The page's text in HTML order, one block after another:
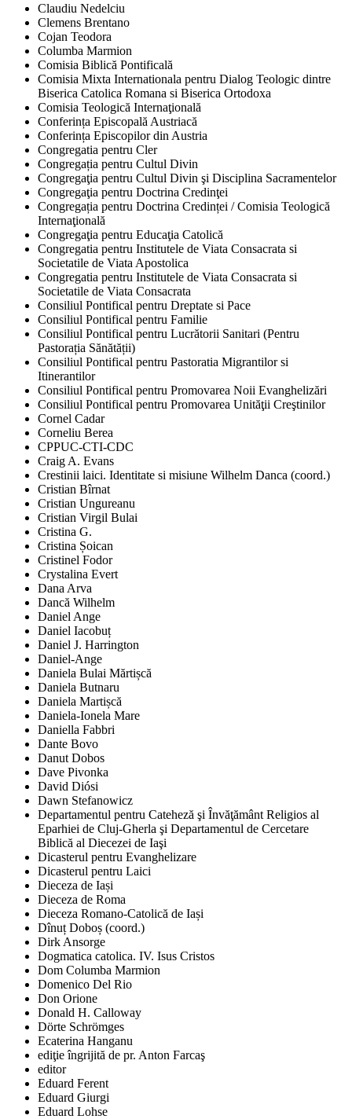
Claudiu Nedelciu
Clemens Brentano
Cojan Teodora
Columba Marmion
Comisia Biblică Pontificală
Comisia Mixta Internationala pentru Dialog Teologic dintre
Biserica Catolica Romana si Biserica Ortodoxa
Comisia Teologică Internaţională
Conferința Episcopală Austriacă
Conferința Episcopilor din Austria
Congregatia pentru Cler
Congregația pentru Cultul Divin
Congregaţia pentru Cultul Divin şi Disciplina Sacramentelor
Congregaţia pentru Doctrina Credinţei
Congregația pentru Doctrina Credinței / Comisia Teologică
Internaţională
Congregaţia pentru Educaţia Catolică
Congregatia pentru Institutele de Viata Consacrata si
Societatile de Viata Apostolica
Congregatia pentru Institutele de Viata Consacrata si
Societatile de Viata Consacrata
Consiliul Pontifical pentru Dreptate si Pace
Consiliul Pontifical pentru Familie
Consiliul Pontifical pentru Lucrătorii Sanitari (Pentru
Pastorația Sănătății)
Consiliul Pontifical pentru Pastoratia Migrantilor si
Itinerantilor
Consiliul Pontifical pentru Promovarea Noii Evanghelizări
Consiliul Pontifical pentru Promovarea Unităţii Creştinilor
Cornel Cadar
Corneliu Berea
CPPUC-CTI-CDC
Craig A. Evans
Crestinii laici. Identitate si misiune Wilhelm Danca (coord.)
Cristian Bîrnat
Cristian Ungureanu
Cristian Virgil Bulai
Cristina G.
Cristina Șoican
Cristinel Fodor
Crystalina Evert
Dana Arva
Dancă Wilhelm
Daniel Ange
Daniel Iacobuț
Daniel J. Harrington
Daniel-Ange
Daniela Bulai Mărtișcă
Daniela Butnaru
Daniela Martișcă
Daniela-Ionela Mare
Daniella Fabbri
Dante Bovo
Danut Dobos
Dave Pivonka
David Diósi
Dawn Stefanowicz
Departamentul pentru Cateheză şi Învăţământ Religios al
Eparhiei de Cluj-Gherla şi Departamentul de Cercetare
Biblică al Diecezei de Iaşi
Dicasterul pentru Evanghelizare
Dicasterul pentru Laici
Dieceza de Iași
Dieceza de Roma
Dieceza Romano-Catolică de Iași
Dînuț Doboș (coord.)
Dirk Ansorge
Dogmatica catolica. IV. Isus Cristos
Dom Columba Marmion
Domenico Del Rio
Don Orione
Donald H. Calloway
Dörte Schrömges
Ecaterina Hanganu
ediţie îngrijită de pr. Anton Farcaş
editor
Eduard Ferent
Eduard Giurgi
Eduard Lohse